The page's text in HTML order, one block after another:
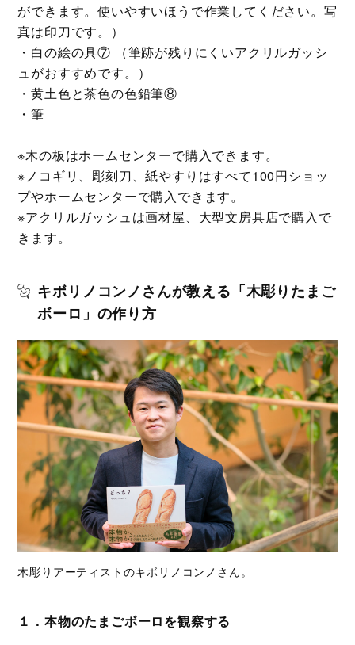
ができます。使いやすいほうで作業してください。写
真は印刀です。）
・白の絵の具⑦ （筆跡が残りにくいアクリルガッシ
ュがおすすめです。）
・黄土色と茶色の色鉛筆⑧
・筆
※木の板はホームセンターで購入できます。
※ノコギリ、彫刻刀、紙やすりはすべて100円ショッ
プやホームセンターで購入できます。
※アクリルガッシュは画材屋、大型文房具店で購入で
きます。
キボリノコンノさんが教える「木彫りたまご
ボーロ」の作り方
木彫りアーティストのキボリノコンノさん。
１．本物のたまごボーロを観察する